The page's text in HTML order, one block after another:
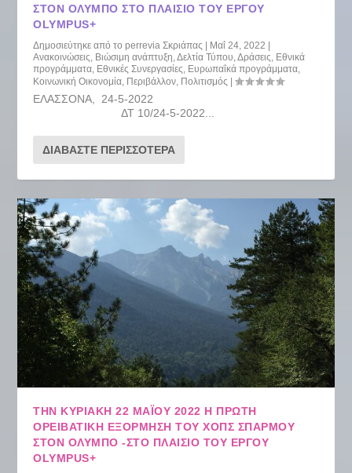
ΣΤΟΝ ΌΛΥΜΠΟ ΣΤΟ ΠΛΑΊΣΙΟ ΤΟΥ ΈΡΓΟΥ
OLYMPUS+
Δημοσιεύτηκε από τοperrevia Σκριάπας | Μαΐ 24, 2022 |
Ανακοινώσεις Βιώσιμη ανάπτυξη ,Δελτία Τύπου ,Δράσεις Εθνικά
προγράμματα Εθνικές Συνεργασίες Ευρωπαΐκά προγράμματα
Κοινωνική Οικονομία Περιβάλλον Πολιτισμός |
ΕΛΑΣΣΟΝΑ, 24-5-2022
ΔΤ 10/24-5-2022...
ΔΙΑΒΆΣΤΕ ΠΕΡΙΣΣΌΤΕΡΑ
ΤΗΝ ΚΥΡΙΑΚΉ 22 ΜΑΪ́ΟΥ 2022 Η ΠΡΏΤΗ
ΟΡΕΙΒΑΤΙΚΉ ΕΞΌΡΜΗΣΗ ΤΟΥ ΧΟΠΣ ΣΠΑΡΜΟΎ
ΣΤΟΝ ΌΛΥΜΠΟ -ΣΤΟ ΠΛΑΊΣΙΟ ΤΟΥ ΈΡΓΟΥ
OLYMPUS+